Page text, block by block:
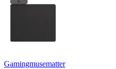
Gamingmusematter